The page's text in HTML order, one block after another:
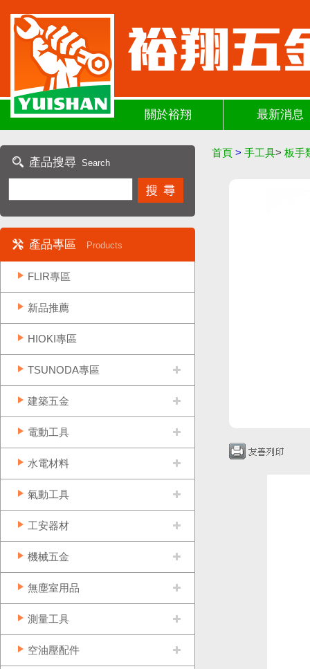
關於裕翔 最新消息
產品搜尋 Search
產品專區 Products
FLIR專區
新品推薦
HIOKI專區
TSUNODA專區
建築五金
電動工具
水電材料
氣動工具
工安器材
機械五金
無塵室用品
測量工具
空油壓配件
首頁 > 手工具> 板手